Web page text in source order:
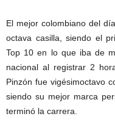
El mejor colombiano del
octava casilla, siendo el
Top 10 en lo que iba de
nacional al registrar 2
Pinzón fue vigésimoctavo
siendo su mejor marca
terminó la carrera.